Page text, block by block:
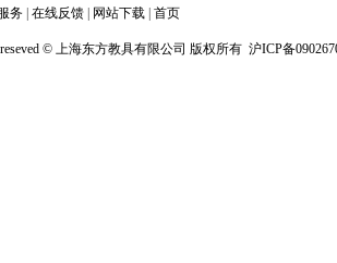
务 在线反馈 网站下载 首页
© 上海东方教具有限公司 版权所有 沪ICP备